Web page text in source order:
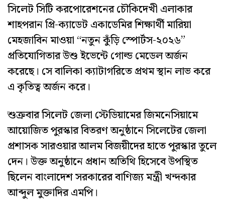
‎সিলেট সিটি করপোরেশনের চৌকিদেখী এলাকার
শাহপরান প্রি-ক্যাডেট একাডেমির শিক্ষার্থী মারিয়া
মেহজাবিন মাওয়া “নতুন কুঁড়ি স্পোর্টস-২০২৬”
প্রতিযোগিতার উশু ইভেন্টে গোল্ড মেডেল অর্জন
করেছে। সে বালিকা ক্যাটাগরিতে প্রথম স্থান লাভ করে
এ কৃতিত্ব অর্জন করে।
শুক্রবার সিলেট জেলা স্টেডিয়ামের জিমনেসিয়ামে
আয়োজিত পুরস্কার বিতরণ অনুষ্ঠানে সিলেটের জেলা
প্রশাসক সারওয়ার আলম বিজয়ীদের হাতে পুরস্কার তুলে
দেন। উক্ত অনুষ্ঠানে প্রধান অতিথি হিসেবে উপস্থিত
ছিলেন বাংলাদেশ সরকারের বাণিজ্য মন্ত্রী খন্দকার
আব্দুল মুক্তাদির এমপি।